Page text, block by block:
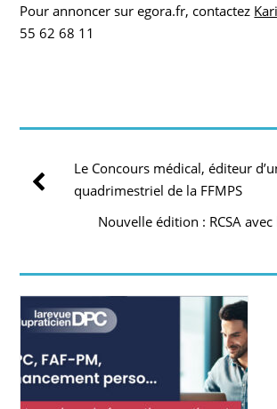
Pour annoncer sur egora.fr, contactez
55 62 68 11
Le Concours médical, éditeur
quadrimestriel de la FFMPS
Nouvelle édition : RCSA avec